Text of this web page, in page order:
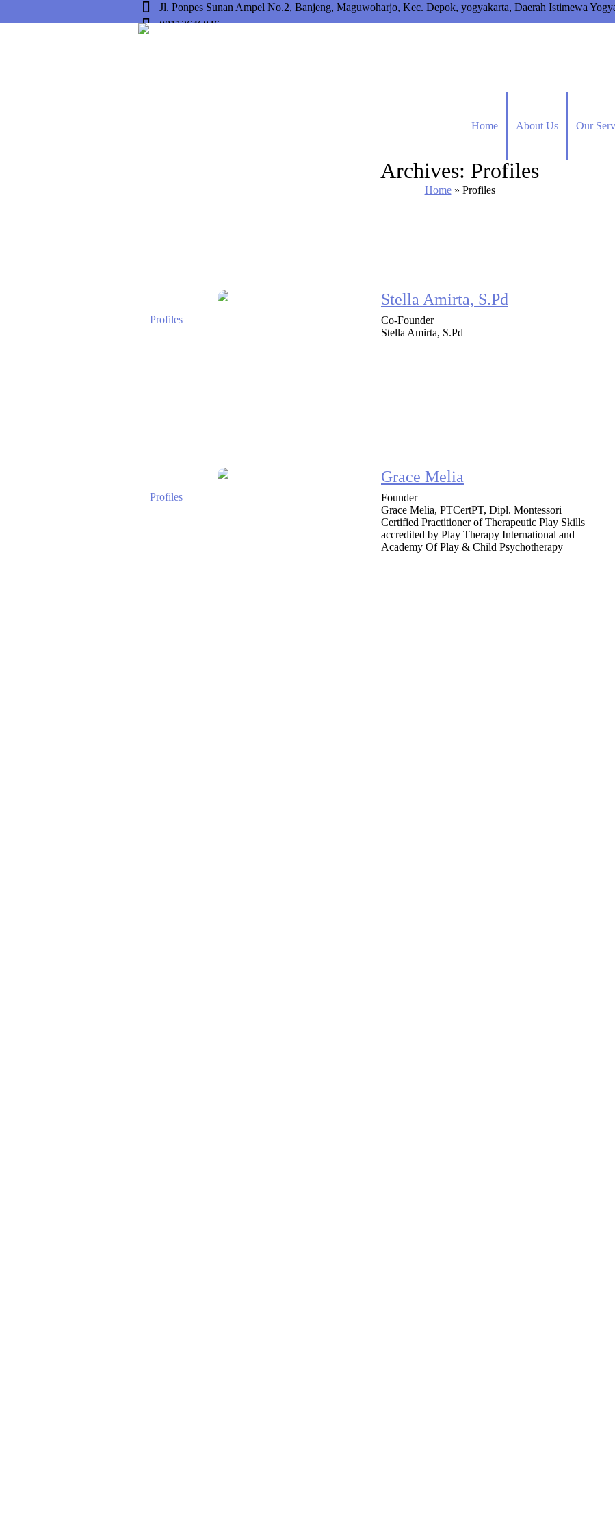
Jl. Ponpes Sunan Ampel No.2, Banjeng, Maguwoharjo, Kec. Depok, yogyakarta, Daerah Istimewa
08112646846
Home About Us Our
Archives: Profiles
Home» Profiles
Profiles
Stella Amirta, S.Pd
Co-Founder
Stella Amirta, S.Pd
Profiles
Grace Melia
Founder
Grace Melia, PTCertPT, Dipl. Montessori
Certified Practitioner of Therapeutic Play Skills
accredited by Play Therapy International and
Academy Of Play & Child Psychotherapy